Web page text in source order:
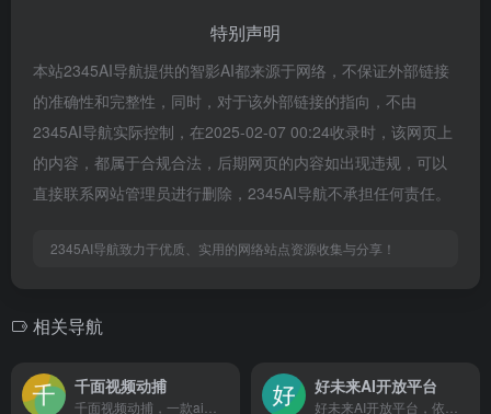
特别声明
本站2345AI导航提供的智影AI都来源于网络，不保证外部链接
的准确性和完整性，同时，对于该外部链接的指向，不由
2345AI导航实际控制，在2025-02-07 00:24收录时，该网页上
的内容，都属于合规合法，后期网页的内容如出现违规，可以
直接联系网站管理员进行删除，2345AI导航不承担任何责任。
2345AI导航致力于优质、实用的网络站点资源收集与分享！
相关导航
千面视频动捕 好未来AI开放平台